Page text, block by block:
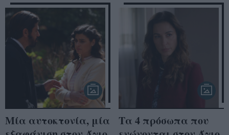
Μία αυτοκτονία, μία
Τα 4 πρόσωπα που